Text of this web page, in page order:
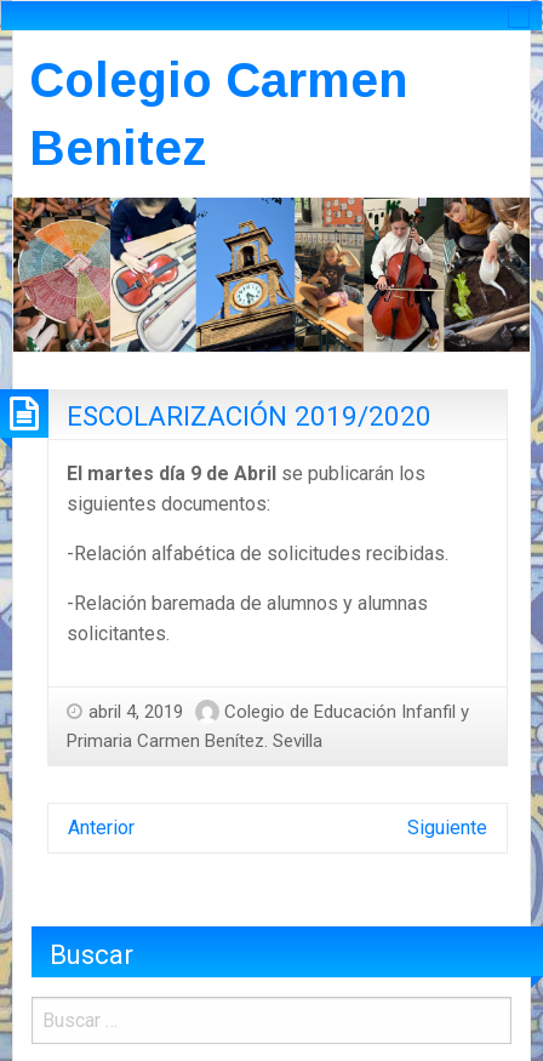
Colegio Carmen
Benitez
ESCOLARIZACIÓN 2019/2020
El martes día 9 de Abril se publicarán los
siguientes documentos:
-Relación alfabética de solicitudes recibidas.
-Relación baremada de alumnos y alumnas
solicitantes.
abril 4, 2019
Colegio de Educación Infanfil y
Primaria Carmen Benítez. Sevilla
Anterior Siguiente
Buscar